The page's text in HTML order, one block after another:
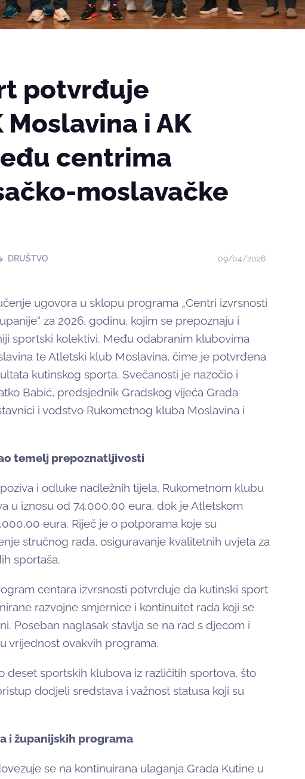
potvrđuje
i AK
centrima
moslavačke
DRUŠTVO 09/04/2026
ugovora u sklopu programa „Centri izvrsnosti
za 2026. godinu, kojim se prepoznaju i
sportski kolektivi. Među odabranim klubovima
te Atletski klub Moslavina, čime je potvrđena
kutinskog sporta. Svečanosti je nazočio i
Babić, predsjednik Gradskog vijeća Grada
i vodstvo Rukometnog kluba Moslavina i
temelj prepoznatljivosti
i odluke nadležnih tijela, Rukometnom klubu
u iznosu od 74.000,00 eura, dok je Atletskom
eura. Riječ je o potporama koje su
stručnog rada, osiguravanje kvalitetnih uvjeta za
sportaša.
centara izvrsnosti potvrđuje da kutinski sport
razvojne smjernice i kontinuitet rada koji se
Poseban naglasak stavlja se na rad s djecom i
vrijednost ovakvih programa.
deset sportskih klubova iz različitih sportova, što
dodjeli sredstava i važnost statusa koji su
i županijskih programa
se na kontinuirana ulaganja Grada Kutine u